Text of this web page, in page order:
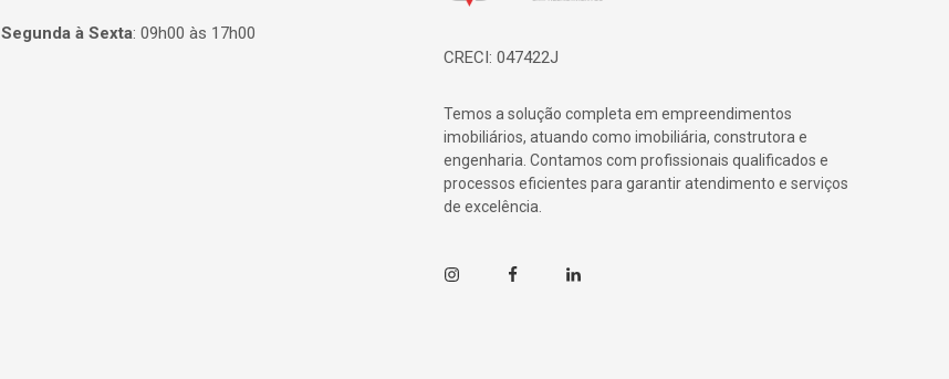
Segunda à Sexta: 09h00 às 17h00
CRECI: 047422J
Temos a solução completa em empreendimentos
imobiliários, atuando como imobiliária, construtora e
engenharia. Contamos com profissionais qualificados e
processos eficientes para garantir atendimento e serviços
de excelência.
InstagramFacebookLinkedin